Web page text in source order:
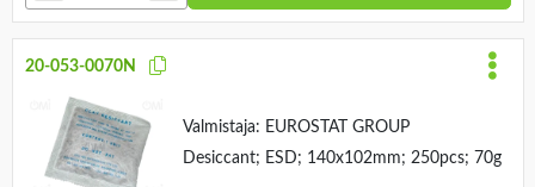
20-053-0070N
Valmistaja: EUROSTAT GROUP
Desiccant; ESD; 140x102mm; 250pcs; 70g